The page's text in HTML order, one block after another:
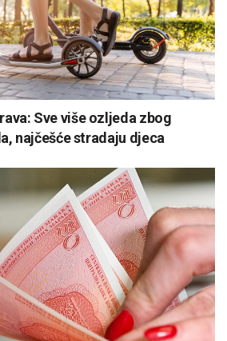
Sve više ozljeda zbog
najčešće stradaju djeca